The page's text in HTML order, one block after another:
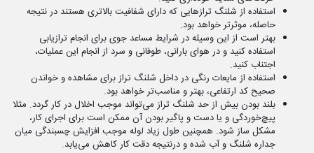
استفاده از شلنگ تراز‌هایی که دارای شفافیت بالاتری هستند در نتیجه
حاصله، موثرتر خواهد بود.
بهتر است از این وسیله در شرایط مساعد جوی برای انجام ترازیابی
استفاده کنید و در هوای بارانی، طوفانی و سرد از انجام این عملیات،
اجتناب کنید.
استفاده از مایعات رنگی در داخل شلنگ تراز برای مشاهده و خواندن
صحیح کد ارتفاعی، بهتر و مناسب‌تر خواهد بود.
بلند بودن بیش از حد شلنگ تراز می‌تواند موجب اخلال در کار گردد. مثلا
پیچ‌خوردگی و یا دست‌ و پا‌گیر بودن آن ممکن است برای اجرای کار،
مشکل ساز شود. همچنین طول زیاد لوله موجب افزایش چسبندگی میان
جداره شلنگ و آب شده و درنتیجه دقت کار کاهش می‌یابد.